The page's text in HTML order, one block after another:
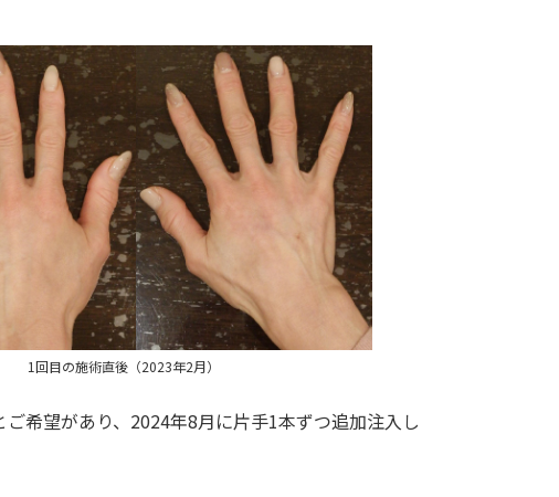
1回目の施術直後（2023年2月）
希望があり、2024年8月に片手1本ずつ追加注入し